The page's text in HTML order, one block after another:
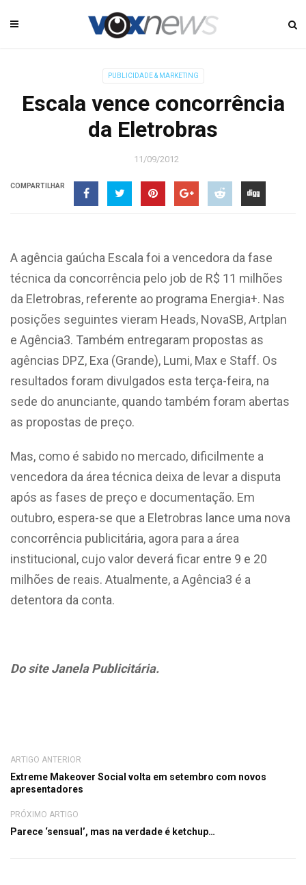
PUBLICIDADE & MARKETING
Escala vence concorrência
da Eletrobras
11/09/2012
COMPARTILHAR
A agência gaúcha Escala foi a vencedora da fase
técnica da concorrência pelo job de R$ 11 milhões
da Eletrobras, referente ao programa Energia+. Nas
posições seguintes vieram Heads, NovaSB, Artplan
e Agência3. Também entregaram propostas as
agências DPZ, Exa (Grande), Lumi, Max e Staff. Os
resultados foram divulgados esta terça-feira, na
sede do anunciante, quando também foram abertas
as propostas de preço.
Mas, como é sabido no mercado, dificilmente a
vencedora da área técnica deixa de levar a disputa
após as fases de preço e documentação. Em
outubro, espera-se que a Eletrobras lance uma nova
concorrência publicitária, agora para a área
institucional, cujo valor deverá ficar entre 9 e 20
milhões de reais. Atualmente, a Agência3 é a
detentora da conta.
Do site Janela Publicitária.
ARTIGO ANTERIOR
Extreme Makeover Social volta em setembro com novos
apresentadores
PRÓXIMO ARTIGO
Parece ‘sensual’, mas na verdade é ketchup…